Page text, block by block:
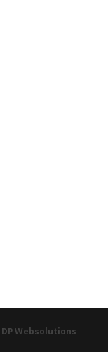
DP Websolutions